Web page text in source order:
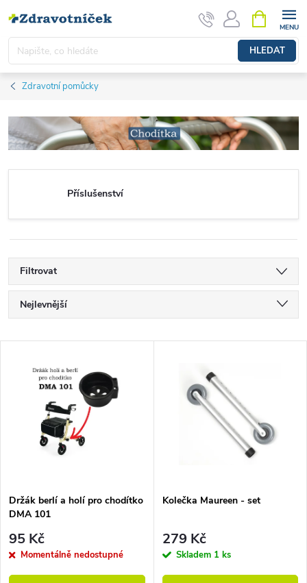
HLEDAT
Zdravotní pomůcky
Příslušenství
Filtrovat
Řazení produktů
Nejlevnější
Abecedně
Držák berlí a holí pro chodítko
DMA 101
95 Kč
Momentálně nedostupné
Kolečka Maureen - set
279 Kč
Skladem 1 ks